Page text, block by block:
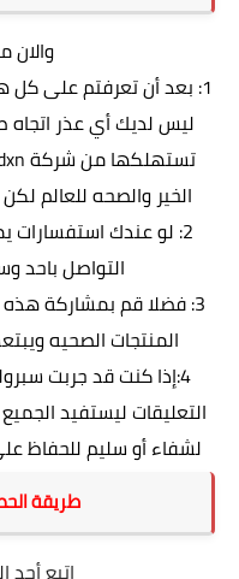
والان
ليس لديك أي عذر
تستهلكها من شركة
الخير والصحه للعالم
2: لو عندك استفسارات
التواصل باحد
3: فضلا قم بمشاركة هذه
المنتجات الصحيه
التعليقات ليستفيد
لشفاء أو سليم للحفاظ
طريقة
اتبع